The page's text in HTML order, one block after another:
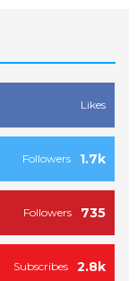
Likes
1.7k
Followers
735
Followers
2.8k
Subscribes